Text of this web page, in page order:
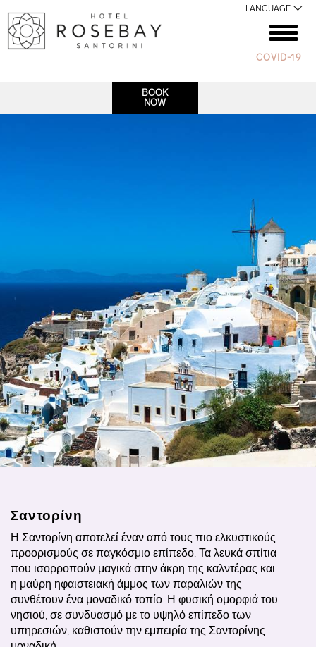
BOOK
NOW
LANGUAGE
COVID-19
Σαντορίνη
Η Σαντορίνη αποτελεί έναν από τους πιο ελκυστικούς
προορισμούς σε παγκόσμιο επίπεδο. Τα λευκά σπίτια
που ισορροπούν μαγικά στην άκρη της καλντέρας και
η μαύρη ηφαιστειακή άμμος των παραλιών της
συνθέτουν ένα μοναδικό τοπίο. Η φυσική ομορφιά του
νησιού, σε συνδυασμό με το υψηλό επίπεδο των
υπηρεσιών, καθιστούν την εμπειρία της Σαντορίνης